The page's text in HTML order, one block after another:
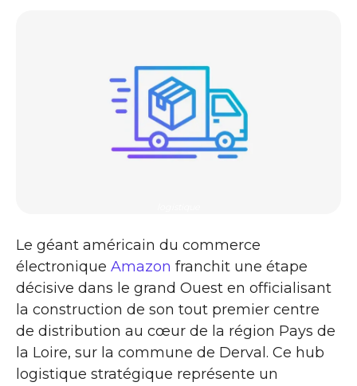
Le géant américain du commerce
électronique Amazon franchit une étape
décisive dans le grand Ouest en officialisant
la construction de son tout premier centre
de distribution au cœur de la région Pays de
la Loire, sur la commune de Derval. Ce hub
logistique stratégique représente un